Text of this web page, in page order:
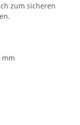
zum sicheren
mm